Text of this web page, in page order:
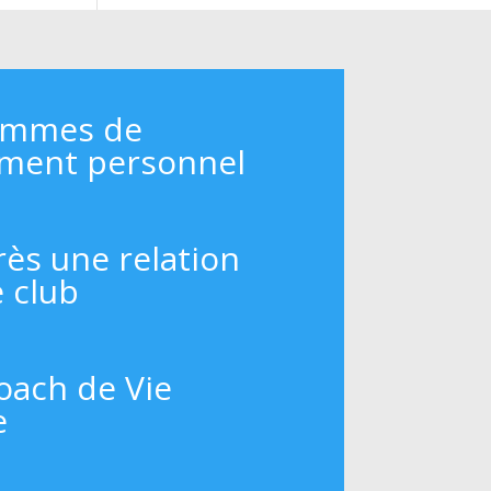
de
personnel
une relation
club
de Vie